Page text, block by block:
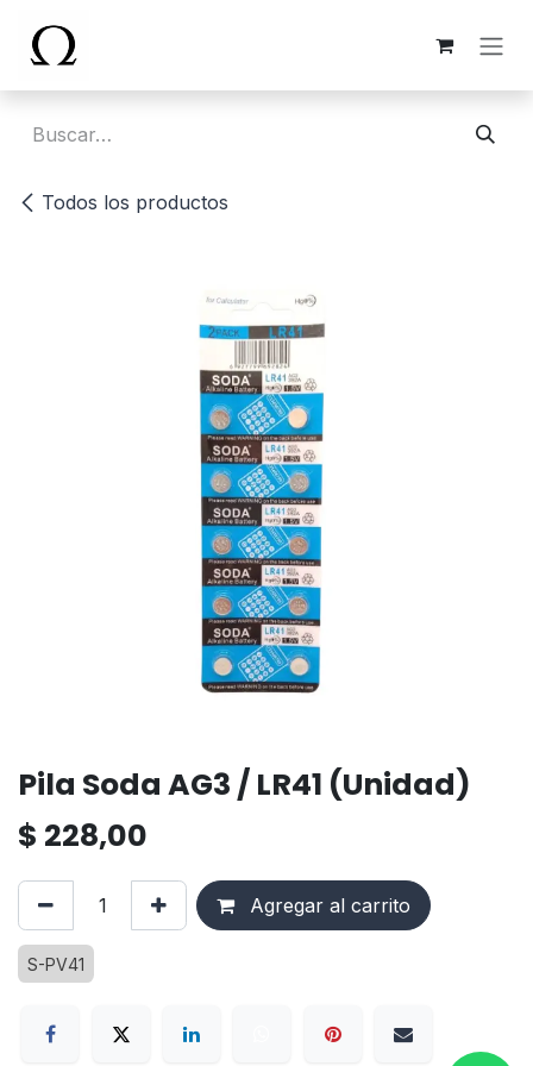
Todos los productos
Pila Soda AG3 / LR41 (Unidad)
$ 228,00
Agregar al carrito
S-PV41